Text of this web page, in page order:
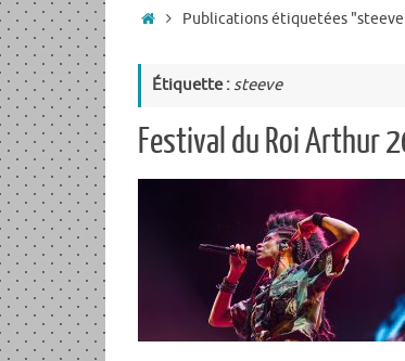
Accueil
Publications étiquetées
Étiquette :steeve
Festival du Roi Arthur